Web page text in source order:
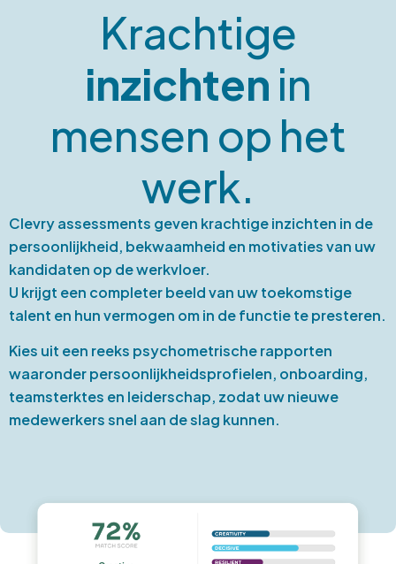
Krachtige
inzichten in
mensen op het
werk.
Clevry assessments geven krachtige inzichten in de
persoonlijkheid, bekwaamheid en motivaties van uw
kandidaten op de werkvloer.
U krijgt een completer beeld van uw toekomstige
talent en hun vermogen om in de functie te presteren.
Kies uit een reeks psychometrische rapporten
waaronder persoonlijkheidsprofielen, onboarding,
teamsterktes en leiderschap, zodat uw nieuwe
medewerkers snel aan de slag kunnen.